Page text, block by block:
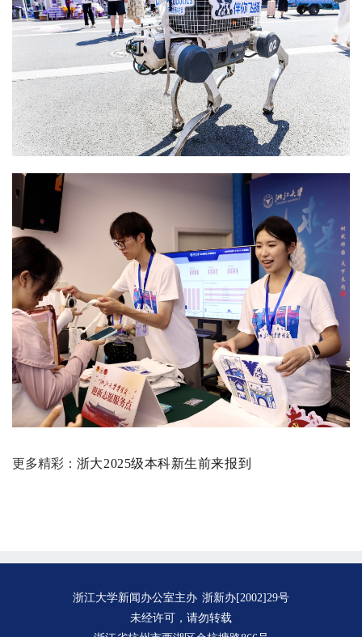
更多精彩： 浙大2025级本科新生前来报到
浙江大学新闻办公室主办 浙新办[2002]29号
未经许可，请勿转载